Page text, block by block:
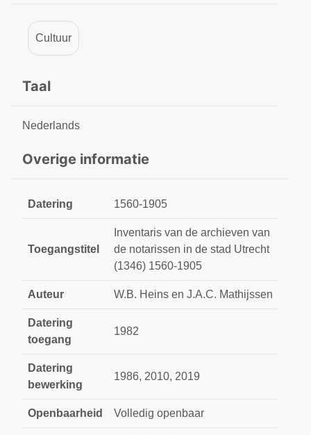
Cultuur
Taal
Nederlands
Overige informatie
Datering 1560-1905
Toegangstitel
Inventaris van de archieven van
de notarissen in de stad Utrecht
(1346) 1560-1905
Auteur W.B. Heins en J.A.C. Mathijssen
Datering
toegang
1982
Datering
bewerking
1986, 2010, 2019
Openbaarheid Volledig openbaar